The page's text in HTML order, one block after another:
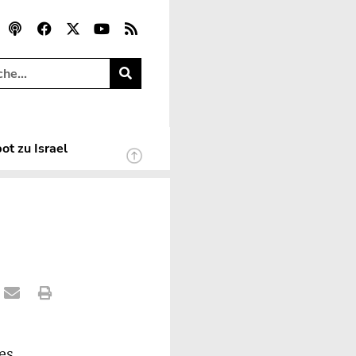
zu Israel